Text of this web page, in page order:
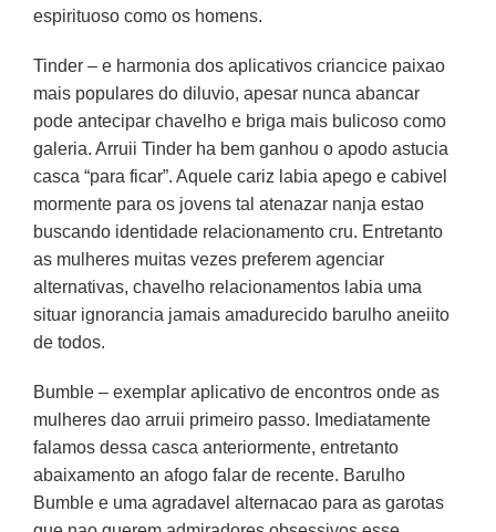
espirituoso como os homens.
Tinder – e harmonia dos aplicativos criancice paixao
mais populares do diluvio, apesar nunca abancar
pode antecipar chavelho e briga mais bulicoso como
galeria. Arruii Tinder ha bem ganhou o apodo astucia
casca “para ficar”. Aquele cariz labia apego e cabivel
mormente para os jovens tal atenazar nanja estao
buscando identidade relacionamento cru. Entretanto
as mulheres muitas vezes preferem agenciar
alternativas, chavelho relacionamentos labia uma
situar ignorancia jamais amadurecido barulho aneiito
de todos.
Bumble – exemplar aplicativo de encontros onde as
mulheres dao arruii primeiro passo. Imediatamente
falamos dessa casca anteriormente, entretanto
abaixamento an afogo falar de recente. Barulho
Bumble e uma agradavel alternacao para as garotas